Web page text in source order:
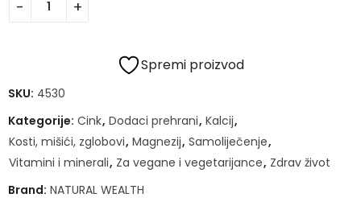
Spremi proizvod
SKU: 4530
Kategorije: Cink, Dodaci prehrani, Kalcij,
Kosti, mišići, zglobovi, Magnezij, Samoliječenje,
Vitamini i minerali, Za vegane i vegetarijance, Zdrav život
Brand: NATURAL WEALTH